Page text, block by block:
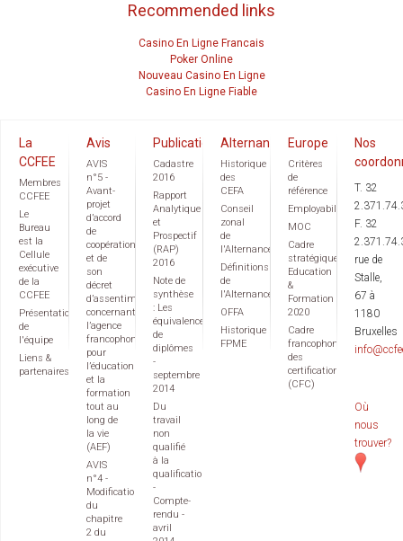
Recommended links
Casino En Ligne Francais
Poker Online
Nouveau Casino En Ligne
Casino En Ligne Fiable
La
CCFEE
Membres
CCFEE
Le
Bureau
est la
Cellule
exécutive
de la
CCFEE
Présentation
de
l'équipe
Liens &
partenaires
Avis
AVIS
n°5 -
Avant-
projet
d’accord
de
coopération
et de
son
décret
d’assentiment
concernant
l’agence
francophone
pour
l’éducation
et la
formation
tout au
long de
la vie
(AEF)
AVIS
n°4 -
Modification
du
chapitre
2 du
Publications
Cadastre
2016
Rapport
Analytique
et
Prospectif
(RAP)
2016
Note de
synthèse
: Les
équivalences
de
diplômes
-
septembre
2014
Du
travail
non
qualifié
à la
qualification
-
Compte-
rendu -
avril
Alternance
Historique
des
CEFA
Conseil
zonal
de
l'Alternance
Définitions
de
l'Alternance
OFFA
Historique
FPME
Europe
Critères
de
référence
Employabilité
MOC
Cadre
stratégique
Education
&
Formation
2020
Cadre
francophone
des
certifications
(CFC)
Nos
T. 32
F. 32
rue de
Stalle,
67 à
1180
Bruxelles
Où
nous
trouver?